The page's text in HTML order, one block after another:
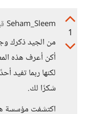
1
Seham_Sleem
من الجيد ذكرك
أكن أعرف هذه
لكنها ربما تفيد
شكرًا لك.
اكتشفت مؤسسة